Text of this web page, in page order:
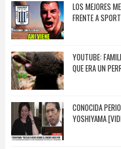
LOS MEJORES
FRENTE A
YOUTUBE:
QUE ERA UN
CONOCIDA
YOSHIYAMA